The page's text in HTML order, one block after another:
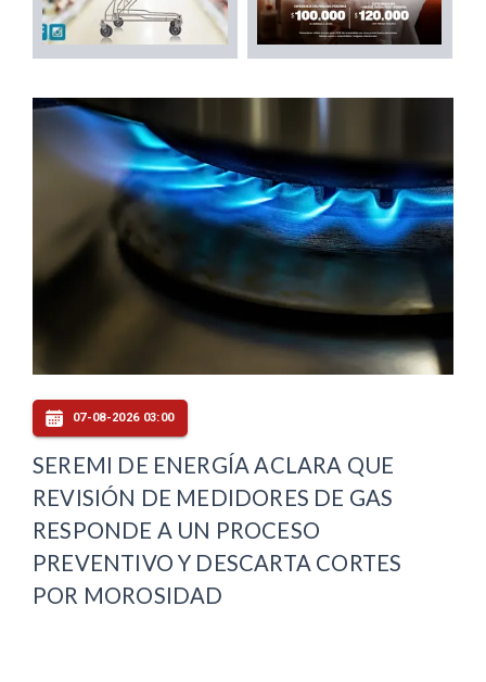
07-08-2026 03:00
SEREMI DE ENERGÍA ACLARA QUE
REVISIÓN DE MEDIDORES DE GAS
RESPONDE A UN PROCESO
PREVENTIVO Y DESCARTA CORTES
POR MOROSIDAD